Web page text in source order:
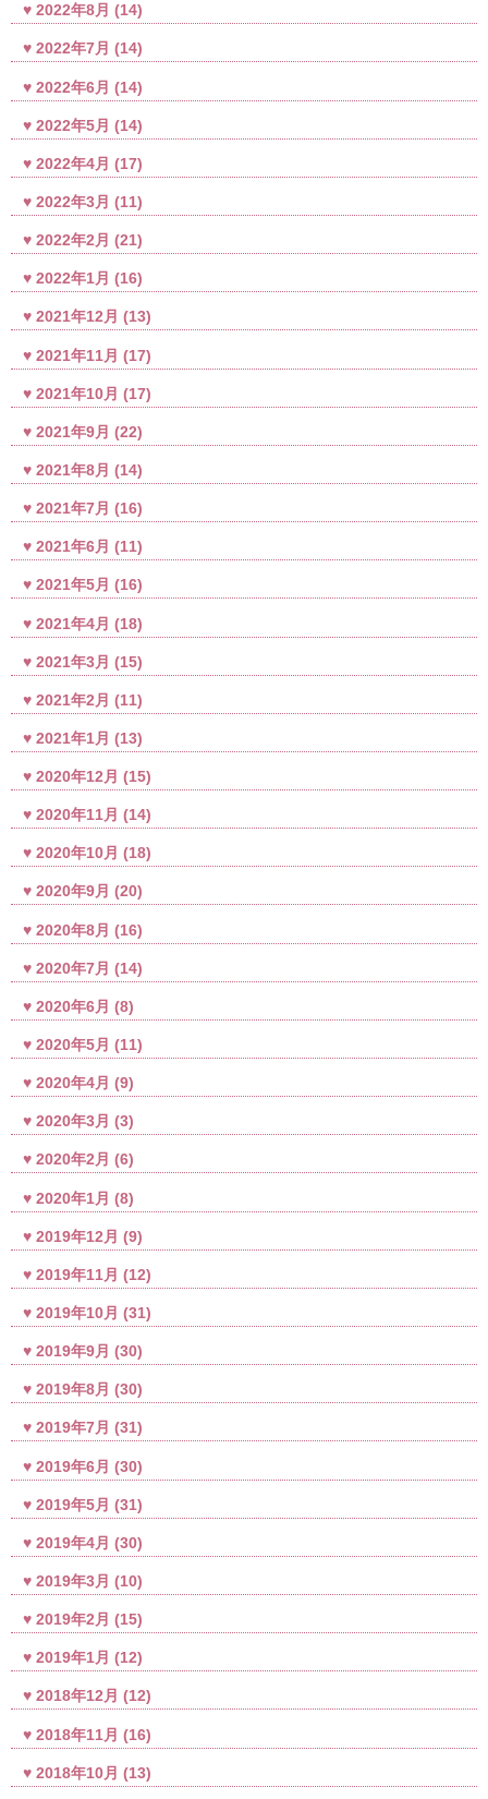
2022年8月 (14)
2022年7月 (14)
2022年6月 (14)
2022年5月 (14)
2022年4月 (17)
2022年3月 (11)
2022年2月 (21)
2022年1月 (16)
2021年12月 (13)
2021年11月 (17)
2021年10月 (17)
2021年9月 (22)
2021年8月 (14)
2021年7月 (16)
2021年6月 (11)
2021年5月 (16)
2021年4月 (18)
2021年3月 (15)
2021年2月 (11)
2021年1月 (13)
2020年12月 (15)
2020年11月 (14)
2020年10月 (18)
2020年9月 (20)
2020年8月 (16)
2020年7月 (14)
2020年6月 (8)
2020年5月 (11)
2020年4月 (9)
2020年3月 (3)
2020年2月 (6)
2020年1月 (8)
2019年12月 (9)
2019年11月 (12)
2019年10月 (31)
2019年9月 (30)
2019年8月 (30)
2019年7月 (31)
2019年6月 (30)
2019年5月 (31)
2019年4月 (30)
2019年3月 (10)
2019年2月 (15)
2019年1月 (12)
2018年12月 (12)
2018年11月 (16)
2018年10月 (13)